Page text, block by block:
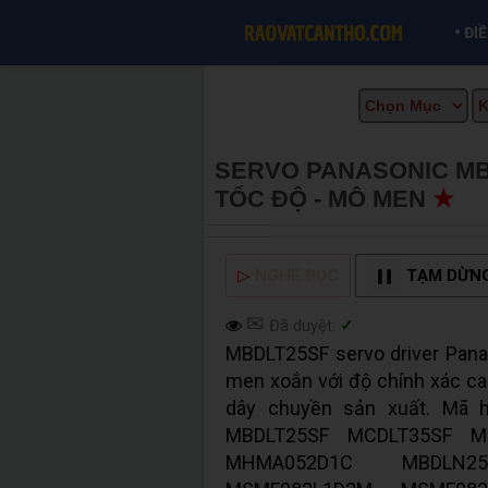
•
SERVO PANASONIC
TỐC ĐỘ - MÔ MEN ★
▷ TẠM
✉ Đã duyệt: ✓
MBDLT25SF servo driver
men xoắn với độ chính xác
dây chuyền sản xuất. Mã
MBDLT25SF MCDLT35SF
MHMA052D1C